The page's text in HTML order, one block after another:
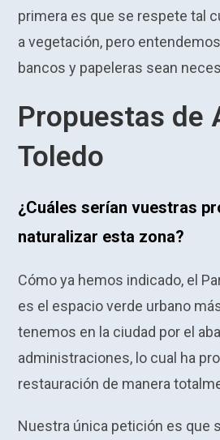
primera es que se respete tal
a vegetación, pero
bancos y papeleras sean
Propuestas de
Toledo
¿Cuáles serían vuestras
naturalizar esta zona?
Cómo ya hemos indicado, el
es el espacio verde urbano
tenemos en la ciudad por el
administraciones, lo cual ha
restauración de manera
Nuestra única petición es que